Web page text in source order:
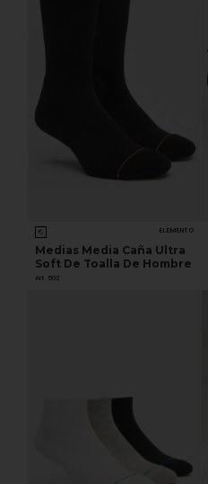
ELEMENTO
Medias Media Caña Ultra
Soft De Toalla De Hombre
Art. 502